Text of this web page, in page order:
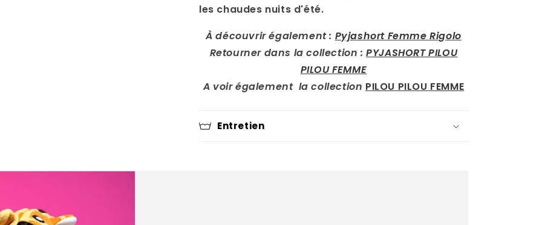
les chaudes nuits d'été.
À découvrir également : Pyjashort Femme Rigolo
Retourner dans la collection :PYJASHORT PILOU
PILOU FEMME
A voir également la collection PILOU PILOU FEMME
Entretien